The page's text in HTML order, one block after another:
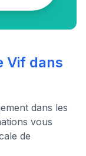
Vif dans
dans les
vous
de